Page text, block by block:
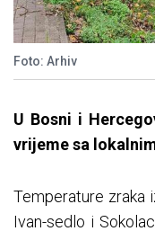
Foto: Arhiv
U Bosni i
vrijeme sa
Temperature zraka
Ivan-sedlo i